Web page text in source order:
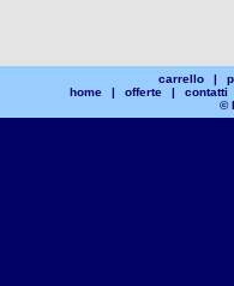
carrello |
home
| offerte |
contatti
©